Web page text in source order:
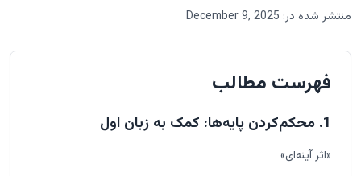
منتشر شده در: December 9, 2025
فهرست مطالب
1. محکم‌کردن پایه‌ها: کمک به زبان اول
«اثر آینه‌ای»